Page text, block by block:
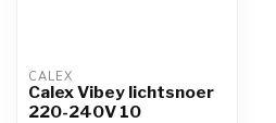
CALEX
Calex Vibey lichtsnoer
220-240V 10